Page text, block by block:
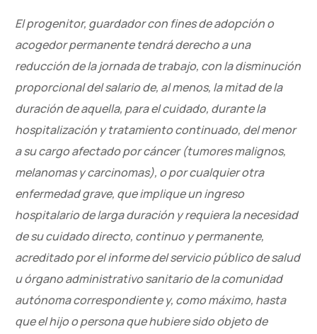
El progenitor, guardador con fines de adopción o
acogedor permanente tendrá derecho a una
reducción de la jornada de trabajo, con la disminución
proporcional del salario de, al menos, la mitad de la
duración de aquella, para el cuidado, durante la
hospitalización y tratamiento continuado, del menor
a su cargo afectado por cáncer (tumores malignos,
melanomas y carcinomas), o por cualquier otra
enfermedad grave, que implique un ingreso
hospitalario de larga duración y requiera la necesidad
de su cuidado directo, continuo y permanente,
acreditado por el informe del servicio público de salud
u órgano administrativo sanitario de la comunidad
autónoma correspondiente y, como máximo, hasta
que el hijo o persona que hubiere sido objeto de